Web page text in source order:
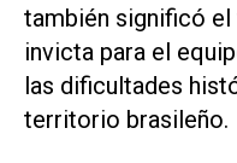
también significó el
invicta para el
las dificultades
territorio brasileño.